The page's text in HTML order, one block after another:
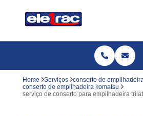
Home Serviços
conserto de
conserto de empilhadeira komatsu
serviço de conserto para empilhadeira